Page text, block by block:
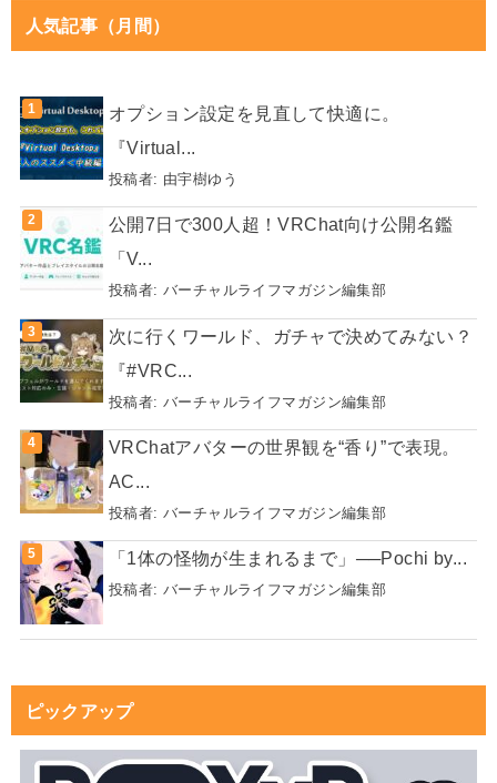
人気記事（月間）
オプション設定を見直して快適に。
『Virtual...
投稿者: 由宇樹ゆう
公開7日で300人超！VRChat向け公開名鑑
「V...
投稿者: バーチャルライフマガジン編集部
次に行くワールド、ガチャで決めてみない？
『#VRC...
投稿者: バーチャルライフマガジン編集部
VRChatアバターの世界観を“香り”で表現。
AC...
投稿者: バーチャルライフマガジン編集部
「1体の怪物が生まれるまで」──Pochi by...
投稿者: バーチャルライフマガジン編集部
ピックアップ